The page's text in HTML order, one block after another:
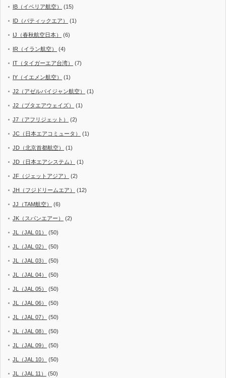
IB（イベリア航空） (15)
ID（バティックエア） (1)
IJ（春秋航空日本） (6)
IR（イラン航空） (4)
IT（タイガーエア台湾） (7)
IY（イエメン航空） (1)
J2（アゼルバイジャン航空） (1)
J2（ブタエアウェイズ） (1)
J7（アフリジェット） (2)
JC（日本エアコミュータ） (1)
JD（北京首都航空） (1)
JD（日本エアシステム） (1)
JF（ジェットアジア） (2)
JH（フジドリームエア） (12)
JJ（TAM航空） (6)
JK（スパンエアー） (2)
JL（JAL 01） (50)
JL（JAL 02） (50)
JL（JAL 03） (50)
JL（JAL 04） (50)
JL（JAL 05） (50)
JL（JAL 06） (50)
JL（JAL 07） (50)
JL（JAL 08） (50)
JL（JAL 09） (50)
JL（JAL 10） (50)
JL（JAL 11） (50)